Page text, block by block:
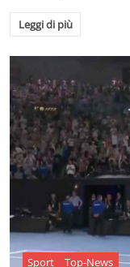
Leggi di più
Sport Top-News